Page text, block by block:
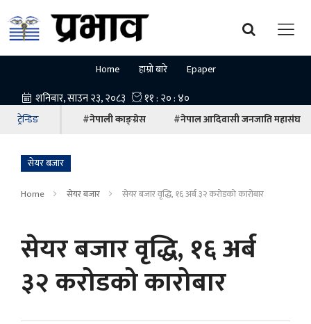
Home हाम्रो बारे Epaper
ट्रेन्डिङ #नेपाली काङ्ग्रेस #नेपाल आदिवासी जनजाति महासंघ
सेयर बजार
Home सेयर बजार सेयर बजार वृद्धि, १६ अर्ब ३२ करोडको कारोबार
सेयर बजार वृद्धि, १६ अर्ब
३२ करोडको कारोबार